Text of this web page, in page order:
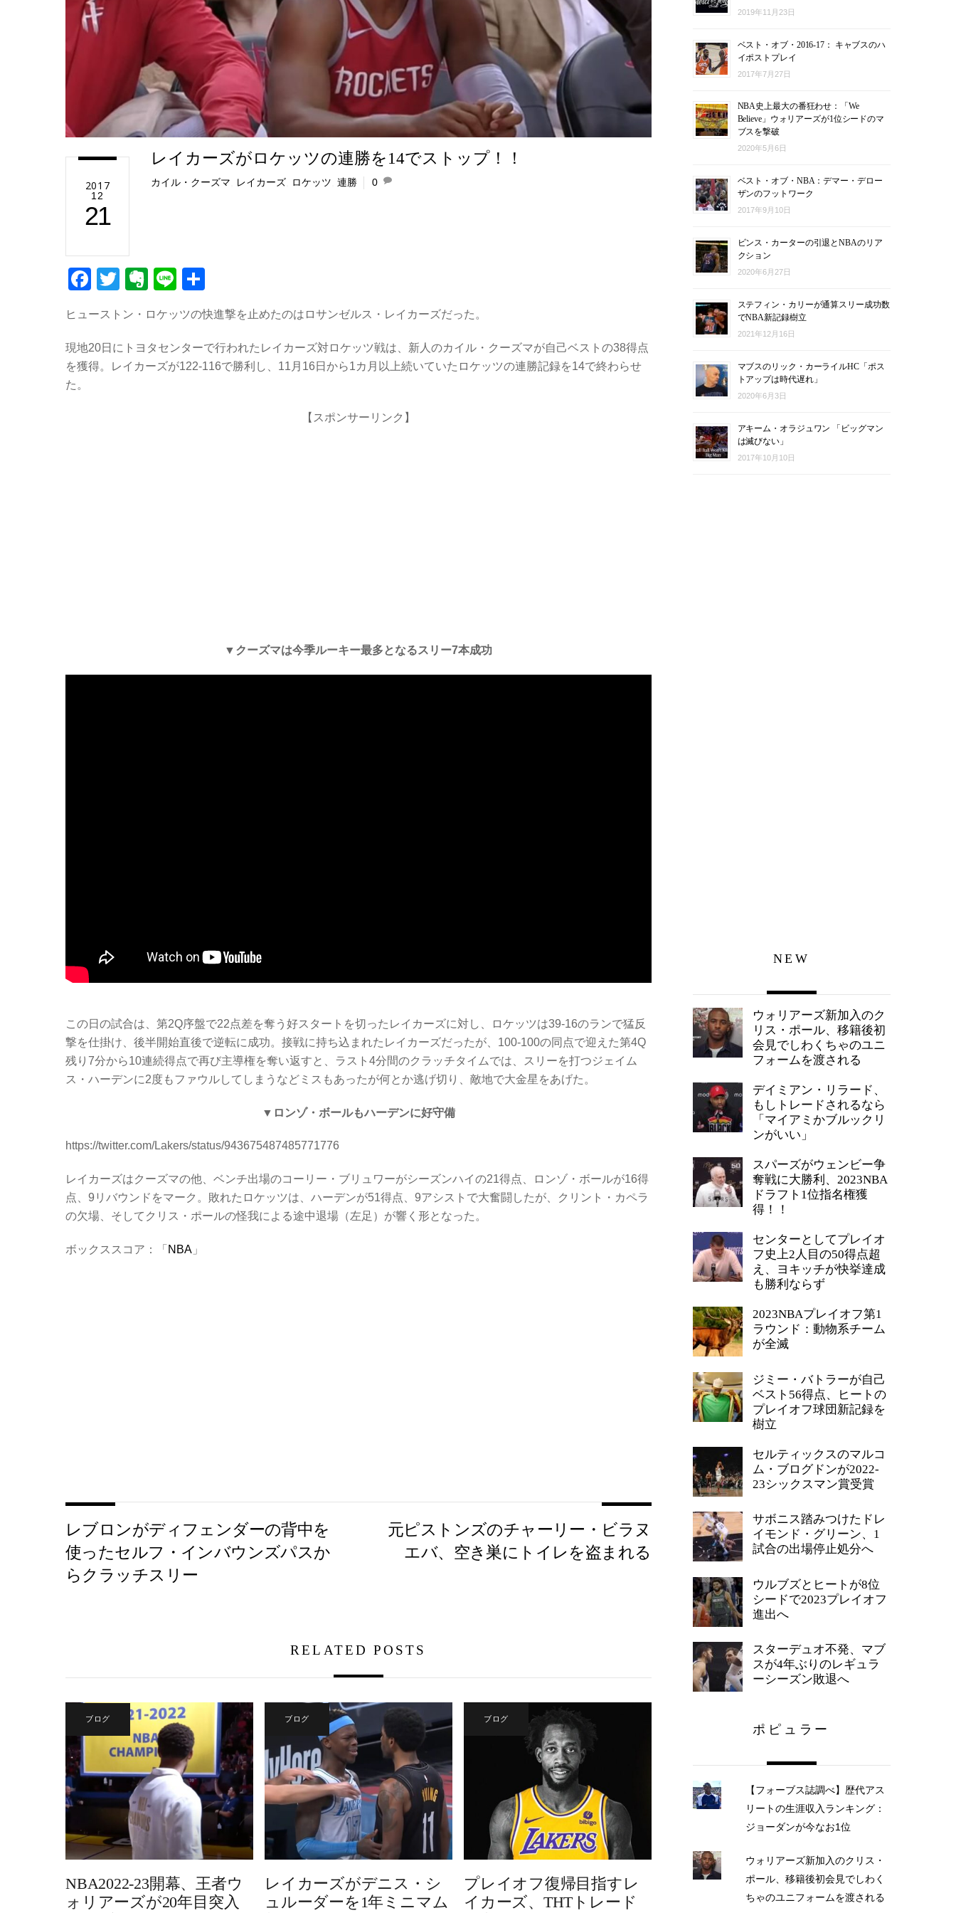
2017
12
21
レイカーズがロケッツの連勝を14でストップ！！
カイル・クーズマ レイカーズ ロケッツ ,連勝 0
F
c
e
b
T
tt
er
E
er
n
ot
Li
e
ヒューストン・ロケッツの快進撃を止めたのはロサンゼルス・レイカーズだった。
現地20日にトヨタセンターで行われたレイカーズ対ロケッツ戦は、新人のカイル・クーズマが自己ベストの38得点
を獲得。レイカーズが122-116で勝利し、11月16日から1カ月以上続いていたロケッツの連勝記録を14で終わらせ
た。
【スポンサーリンク】
▼クーズマは今季ルーキー最多となるスリー7本成功
この日の試合は、第2Q序盤で22点差を奪う好スタートを切ったレイカーズに対し、ロケッツは39-16のランで猛反
撃を仕掛け、後半開始直後で逆転に成功。接戦に持ち込まれたレイカーズだったが、100-100の同点で迎えた第4Q
残り7分から10連続得点で再び主導権を奪い返すと、ラスト4分間のクラッチタイムでは、スリーを打つジェイム
ス・ハーデンに2度もファウルしてしまうなどミスもあったが何とか逃げ切り、敵地で大金星をあげた。
▼ロンゾ・ボールもハーデンに好守備
https://twitter.com/Lakers/status/943675487485771776
レイカーズはクーズマの他、ベンチ出場のコーリー・ブリュワーがシーズンハイの21得点、ロンゾ・ボールが16得
点、9リバウンドをマーク。敗れたロケッツは、ハーデンが51得点、9アシストで大奮闘したが、クリント・カペラ
の欠場、そしてクリス・ポールの怪我による途中退場（左足）が響く形となった。
ボックススコア：「 NBA 」
レブロンがディフェンダーの背中を
使ったセルフ・インバウンズパスか
らクラッチスリー
元ピストンズのチャーリー・ビラヌ
エバ、空き巣にトイレを盗まれる
RELATED POSTS
ブログ
NBA2022-23開幕、王者ウ
ォリアーズが20年目突入
ブログ
レイカーズがデニス・シ
ュルーダーを1年ミニマム
ブログ
プレイオフ復帰目指すレ
イカーズ、THTトレード
2019年11月23日
ベスト・オブ・2016-17： キャブスのハ
イポストプレイ
2017年7月27日
NBA史上最大の番狂わせ：「We
Believe」ウォリアーズが1位シードのマ
ブスを撃破
2020年5月6日
ベスト・オブ・NBA：デマー・デロー
ザンのフットワーク
2017年9月10日
ビンス・カーターの引退とNBAのリア
クション
2020年6月27日
ステフィン・カリーが通算スリー成功数
でNBA新記録樹立
2021年12月16日
マブスのリック・カーライルHC「ポス
トアップは時代遅れ」
2020年6月3日
アキーム・オラジュワン 「ビッグマン
は滅びない」
2017年10月10日
NEW
ウォリアーズ新加入のク
リス・ポール、移籍後初
会見でしわくちゃのユニ
フォームを渡される
デイミアン・リラード、
もしトレードされるなら
「マイアミかブルックリ
ンがいい」
スパーズがウェンビー争
奪戦に大勝利、2023NBA
ドラフト1位指名権獲
得！！
センターとしてプレイオ
フ史上2人目の50得点超
え、ヨキッチが快挙達成
も勝利ならず
2023NBAプレイオフ第1
ラウンド：動物系チーム
が全滅
ジミー・バトラーが自己
ベスト56得点、ヒートの
プレイオフ球団新記録を
樹立
セルティックスのマルコ
ム・ブログドンが2022-
23シックスマン賞受賞
サボニス踏みつけたドレ
イモンド・グリーン、1
試合の出場停止処分へ
ウルブズとヒートが8位
シードで2023プレイオフ
進出へ
スターデュオ不発、マブ
スが4年ぶりのレギュラ
ーシーズン敗退へ
ポピュラー
【フォーブス誌調べ】歴代アス
リートの生涯収入ランキング：
ジョーダンが今なお1位
ウォリアーズ新加入のクリス・
ポール、移籍後初会見でしわく
ちゃのユニフォームを渡される